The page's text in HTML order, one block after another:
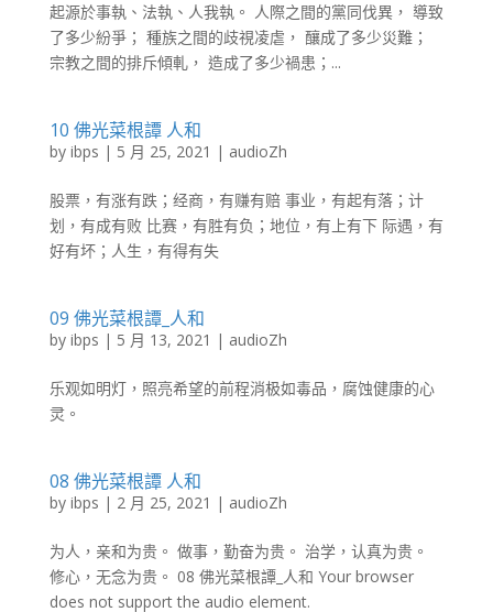
起源於事執、法執、人我執。 人際之間的黨同伐異， 導致
了多少紛爭； 種族之間的歧視凌虐， 釀成了多少災難；
宗教之間的排斥傾軋， 造成了多少禍患；...
10 佛光菜根譚 人和
by ibps | 5 月 25, 2021 | audioZh
股票，有涨有跌；经商，有赚有赔 事业，有起有落；计
划，有成有败 比赛，有胜有负；地位，有上有下 际遇，有
好有坏；人生，有得有失
09 佛光菜根譚_人和
by ibps | 5 月 13, 2021 | audioZh
乐观如明灯，照亮希望的前程消极如毒品，腐蚀健康的心
灵。
08 佛光菜根譚 人和
by ibps | 2 月 25, 2021 | audioZh
为人，亲和为贵。 做事，勤奋为贵。 治学，认真为贵。
修心，无念为贵。 08 佛光菜根譚_人和 Your browser
does not support the audio element.